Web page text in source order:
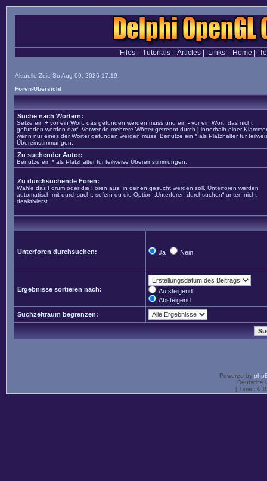
Files| Tutorials| Articles| Links| Home
Aktuelle Zeit: So Aug 09, 2026 17:19
Foren-Übersicht
Suche nach Wörtern:
Setze ein + vor ein Wort, das gefunden werden muss und ein - vor ein Wort, das nicht
gefunden werden darf. Verwende mehrere Wörter getrennt durch | innerhalb einer
wenn nur eines der Wörter gefunden werden muss. Benutze ein * als Platzhalter für
Übereinstimmungen.
Zu suchender Autor:
Benutze ein * als Platzhalter für teilweise Übereinstimmungen.
Zu durchsuchende Foren:
Wähle das Forum oder die Foren aus, in denen gesucht werden soll. Unterforen werden
automatisch mit durchsucht, sofern du die Option „Unterforen durchsuchen“ unten nicht
deaktivierst.
Unterforen durchsuchen: Ja Nein
Ergebnisse sortieren nach:
Aufsteigend
Absteigend
Suchzeitraum begrenzen:
Powered by
Deutsche
[ Time :